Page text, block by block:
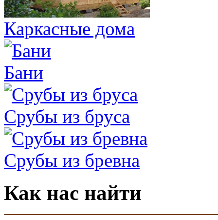
Каркасные дома
Бани
Срубы из бруса
Срубы из бревна
Как нас найти